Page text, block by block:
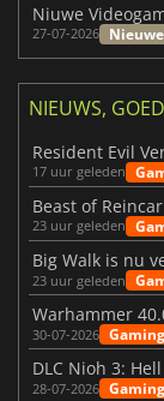
27-07-2026
NIEUWS,
17 uur geleden
23 uur geleden
23 uur geleden
30-07-2026
DLC Nioh 3:
28-07-2026